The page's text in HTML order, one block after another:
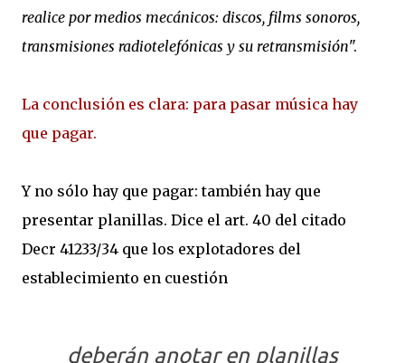
realice por medios mecánicos: discos, films sonoros,
transmisiones radiotelefónicas y su retransmisión".
La conclusión es clara: para pasar música hay
que pagar.
Y no sólo hay que pagar: también hay que
presentar planillas. Dice el art. 40 del citado
Decr 41233/34 que los explotadores del
establecimiento en cuestión
deberán anotar en planillas